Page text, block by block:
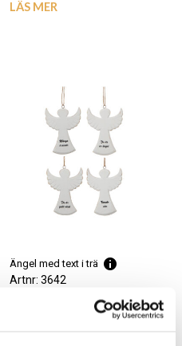
LÄS MER
Ängel med text i trä
Artnr: 3642
Logga in för att se pris